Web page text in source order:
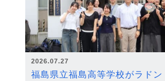
2026.07.27
福島県立福島高等学校がラドン